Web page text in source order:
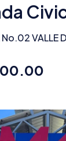
VALLE